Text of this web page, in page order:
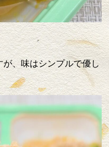
、味はシンプルで優し